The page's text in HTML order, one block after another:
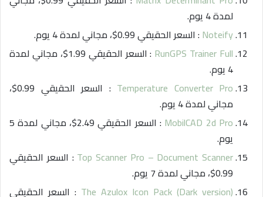
لمدة 4 يوم.
Noteify: السعر الحقيقي 0.99$، مجاني لمدة 4 يوم.
RunGPS Trainer Full
: السعر الحقيقي 1.99$، مجاني لمدة
4 يوم.
Temperature Converter Pro
: السعر الحقيقي 0.99$،
مجاني لمدة 4 يوم.
MobilCAD 2d Pro
: السعر الحقيقي 2.49$، مجاني لمدة 5
يوم.
Top Scanner Pro – Document Scanner : السعر الحقيقي
0.99$، مجاني لمدة 7 يوم.
The Azulox Icon Pack (Dark version) : السعر الحقيقي